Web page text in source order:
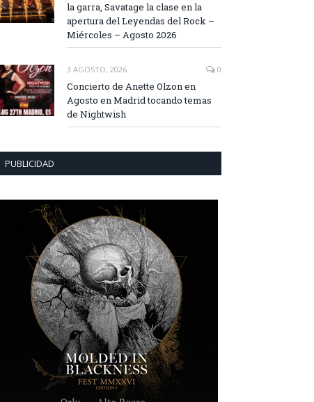
la garra, Savatage la clase en la
apertura del Leyendas del Rock –
Miércoles – Agosto 2026
3 AGOSTO, 2026 0
Concierto de Anette Olzon en
Agosto en Madrid tocando temas
de Nightwish
PUBLICIDAD